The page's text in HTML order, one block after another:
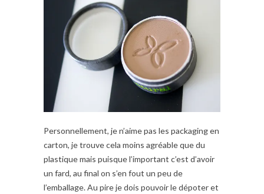
Personnellement, je n’aime pas les packaging en
carton, je trouve cela moins agréable que du
plastique mais puisque l’important c’est d’avoir
un fard, au final on s’en fout un peu de
l’emballage. Au pire je dois pouvoir le dépoter et